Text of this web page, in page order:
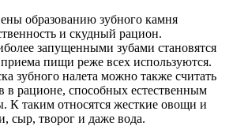
образованию зубного камня
и скудный рацион.
запущенными зубами становятся
пищи реже всех используются.
зубного налета можно также считать
в рационе, способных естественным
К таким относятся жесткие овощи и
сыр, творог и даже вода.